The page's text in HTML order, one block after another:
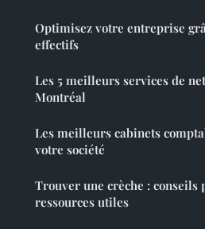
Optimisez votre entreprise
effectifs
Les 5 meilleurs services de
Montréal
Les meilleurs cabinets
votre société
Trouver une crèche : conseils
ressources utiles